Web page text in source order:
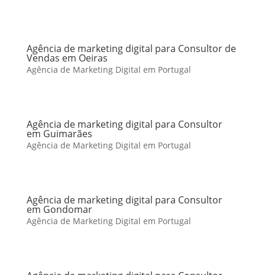
Agência de marketing digital para Consultor de
Vendas em Oeiras
Agência de Marketing Digital em Portugal
Agência de marketing digital para Consultor
em Guimarães
Agência de Marketing Digital em Portugal
Agência de marketing digital para Consultor
em Gondomar
Agência de Marketing Digital em Portugal